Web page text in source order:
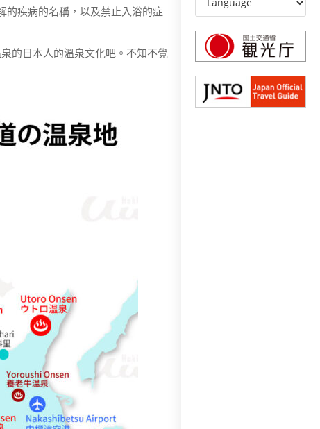
的疾病的名稱，以及禁止入浴的症
的日本人的溫泉文化吧。不知不覺